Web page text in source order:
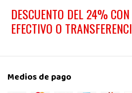
DESCUENTO DEL 24%
EFECTIVO O
Medios de pago